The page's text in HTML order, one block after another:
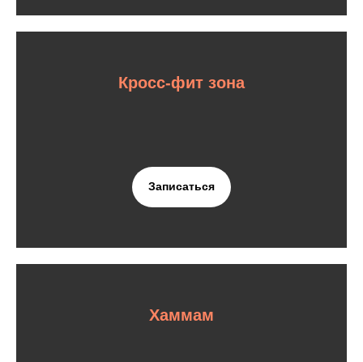
Кросс-фит зона
Записаться
Хаммам